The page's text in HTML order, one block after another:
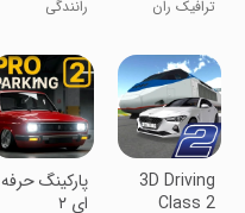
Game
ترافیک ران رانندگی
3D Driving
Class 2
‏پارکینگ حرفه
ای ۲